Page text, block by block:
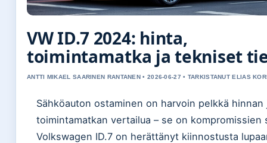
VW ID.7 2024: hinta,
toimintamatka ja tekniset
ANTTI MIKAEL SAARINEN RANTANEN • 2026-06-27 • TARKISTANUT ELIAS
Sähköauton ostaminen on harvoin pelkkä hinnan
toimintamatkan vertailua – se on kompromissien
Volkswagen ID.7 on herättänyt kiinnostusta